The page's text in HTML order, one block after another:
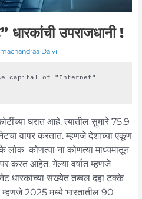
धारकांची उपराजधानी !
Dalvi
capital of "Internet"
घरात आहे. त्यातील सुमारे 75.9
वापर करतात. म्हणजे देशाच्या एकूण
कोणत्या ना कोणत्या माध्यमातून
करत आहेत. गेल्या वर्षात म्हणजे
धारकांच्या संख्येत तब्बल दहा टक्के
म्हणजे 2025 मध्ये भारतातील 90